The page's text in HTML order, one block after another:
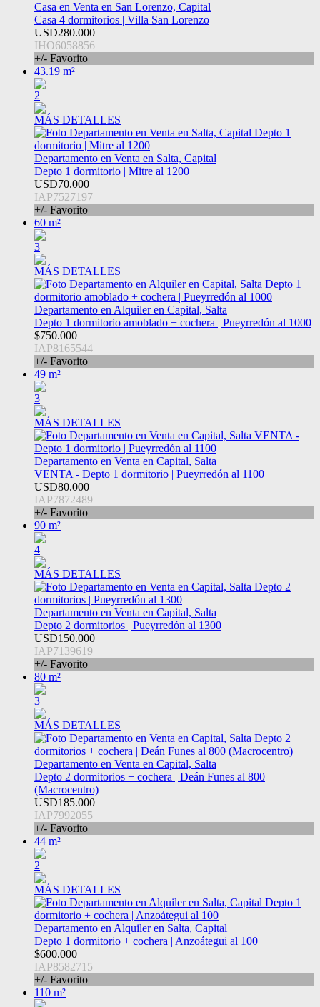
Casa en Venta en San Lorenzo, Capital
Casa 4 dormitorios | Villa San Lorenzo
USD280.000
IHO6058856
+/- Favorito
43.19 m²
2
MÁS DETALLES
Departamento en Venta en Salta, Capital
Depto 1 dormitorio | Mitre al 1200
USD70.000
IAP7527197
+/- Favorito
60 m²
3
MÁS DETALLES
Departamento en Alquiler en Capital, Salta
Depto 1 dormitorio amoblado + cochera | Pueyrredón al 1000
$750.000
IAP8165544
+/- Favorito
49 m²
3
MÁS DETALLES
Departamento en Venta en Capital, Salta
VENTA - Depto 1 dormitorio | Pueyrredón al 1100
USD80.000
IAP7872489
+/- Favorito
90 m²
4
MÁS DETALLES
Departamento en Venta en Capital, Salta
Depto 2 dormitorios | Pueyrredón al 1300
USD150.000
IAP7139619
+/- Favorito
80 m²
3
MÁS DETALLES
Departamento en Venta en Capital, Salta
Depto 2 dormitorios + cochera | Deán Funes al 800
(Macrocentro)
USD185.000
IAP7992055
+/- Favorito
44 m²
2
MÁS DETALLES
Departamento en Alquiler en Salta, Capital
Depto 1 dormitorio + cochera | Anzoátegui al 100
$600.000
IAP8582715
+/- Favorito
110 m²